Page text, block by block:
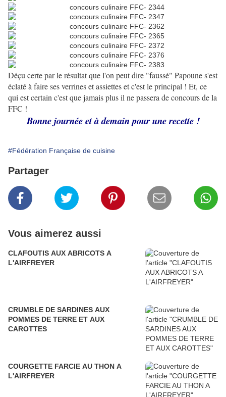
Déçu certe par le résultat que l'on peut dire "faussé" Papoune s'est
éclaté à faire ses verrines et assiettes et c'est le principal ! Et, ce
qui est certain c'est que jamais plus il ne passera de concours de la
FFC !
Bonne journée et à demain pour une recette !
#Fédération Française de cuisine
Partager
Vous aimerez aussi
CLAFOUTIS AUX ABRICOTS A
L'AIRFREYER
CRUMBLE DE SARDINES AUX
POMMES DE TERRE ET AUX
CAROTTES
COURGETTE FARCIE AU THON A
L'AIRFREYER